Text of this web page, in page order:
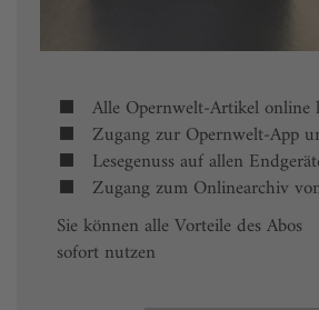
Alle Opernwelt-Artikel online
Zugang zur Opernwelt-App
Lesegenuss auf allen
Zugang zum Onlinearchiv
Sie können alle Vorteile des Abos
sofort nutzen